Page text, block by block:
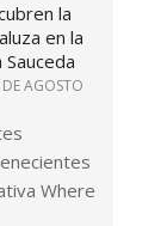
la
en la
AGOSTO
Where